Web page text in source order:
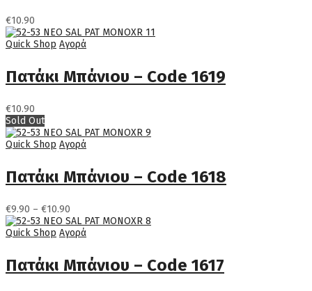
€10.90
Quick Shop Αγορά
Πατάκι Μπάνιου – Code 1619
€10.90
Sold Out
Quick Shop Αγορά
Πατάκι Μπάνιου – Code 1618
€9.90 – €10.90
range:
€9.90
€10.90
Quick Shop Αγορά
Πατάκι Μπάνιου – Code 1617